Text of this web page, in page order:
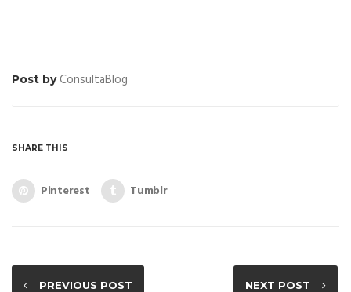
Post byConsultaBlog
SHARE THIS
Pinterest Tumblr
PREVIOUS POST NEXT POST